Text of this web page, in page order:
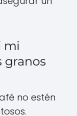
mi
granos
no estén